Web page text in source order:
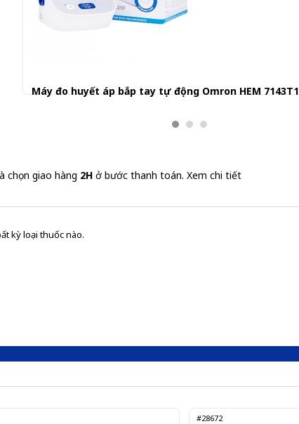
Máy đo huyết áp bắp tay tự động Omron HEM 7143T1
chọn giao hàng 2H ở bước thanh toán. Xem chi tiết
kỳ loại thuốc nào.
#28672